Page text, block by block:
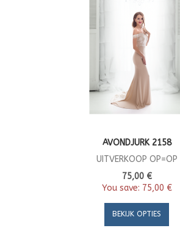
AVONDJURK 2158
UITVERKOOP OP=OP
75,00 €
You save: 75,00 €
BEKIJK OPTIES